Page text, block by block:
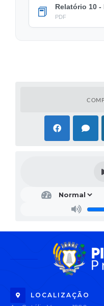
📕 Relatório 10 -
PDF
LOCALIZAÇÃO